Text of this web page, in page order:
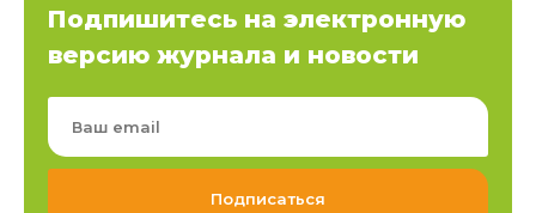
Подпишитесь на электронную
версию журнала и новости